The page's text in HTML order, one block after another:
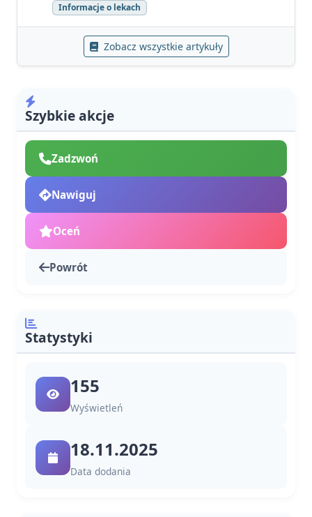
Informacje o lekach
Zobacz wszystkie artykuły
Szybkie akcje
Zadzwoń
Nawiguj
Oceń
Powrót
Statystyki
155
Wyświetleń
18.11.2025
Data dodania